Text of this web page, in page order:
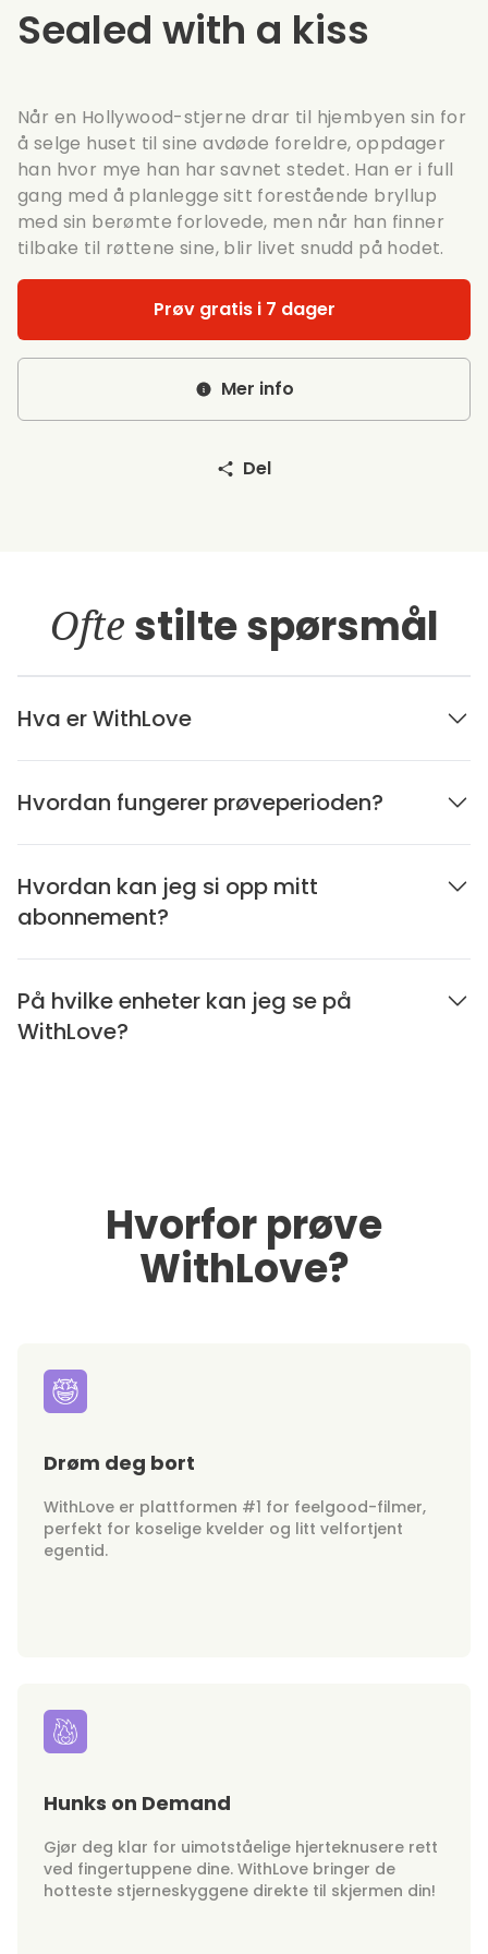
Sealed with a kiss
Når en Hollywood-stjerne drar til hjembyen sin for
å selge huset til sine avdøde foreldre, oppdager
han hvor mye han har savnet stedet. Han er i full
gang med å planlegge sitt forestående bryllup
med sin berømte forlovede, men når han finner
tilbake til røttene sine, blir livet snudd på hodet.
Prøv gratis i 7 dager
Mer info
Del
Ofte stilte spørsmål
Hva er WithLove
Hvordan fungerer prøveperioden?
Hvordan kan jeg si opp mitt
abonnement?
På hvilke enheter kan jeg se på
WithLove?
Hvorfor prøve
WithLove?
Drøm deg bort
WithLove er plattformen #1 for feelgood-filmer,
perfekt for koselige kvelder og litt velfortjent
egentid.
Hunks on Demand
Gjør deg klar for uimotståelige hjerteknusere rett
ved fingertuppene dine. WithLove bringer de
hotteste stjerneskyggene direkte til skjermen din!